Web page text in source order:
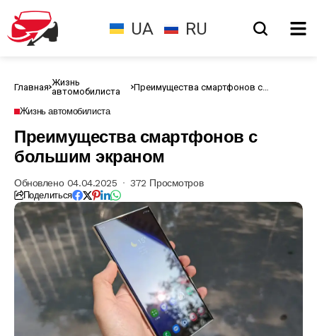
UA RU
Главная Жизнь
автомобилиста
Преимущества смартфонов с
Жизнь автомобилиста
Преимущества смартфонов с
большим экраном
Обновлено 04.04.2025 372 Просмотров
Поделиться